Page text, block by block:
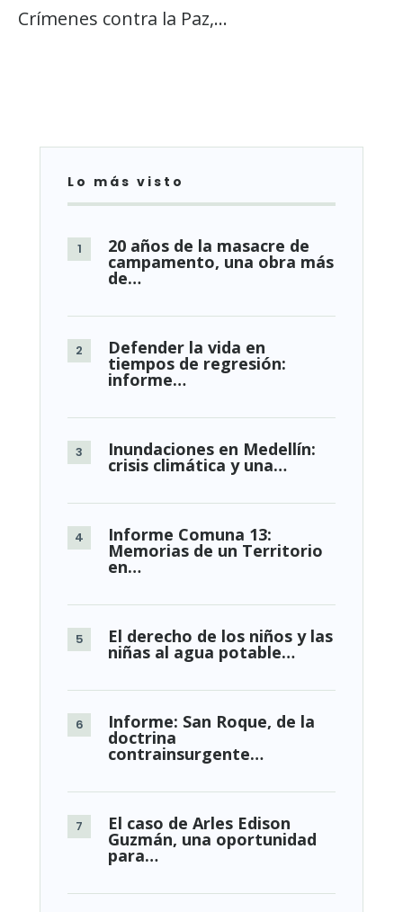
Crímenes contra la Paz,...
Lo más visto
20 años de la masacre de
campamento, una obra más
de…
Defender la vida en
tiempos de regresión:
informe…
Inundaciones en Medellín:
crisis climática y una…
Informe Comuna 13:
Memorias de un Territorio
en…
El derecho de los niños y las
niñas al agua potable…
Informe: San Roque, de la
doctrina
contrainsurgente…
El caso de Arles Edison
Guzmán, una oportunidad
para…